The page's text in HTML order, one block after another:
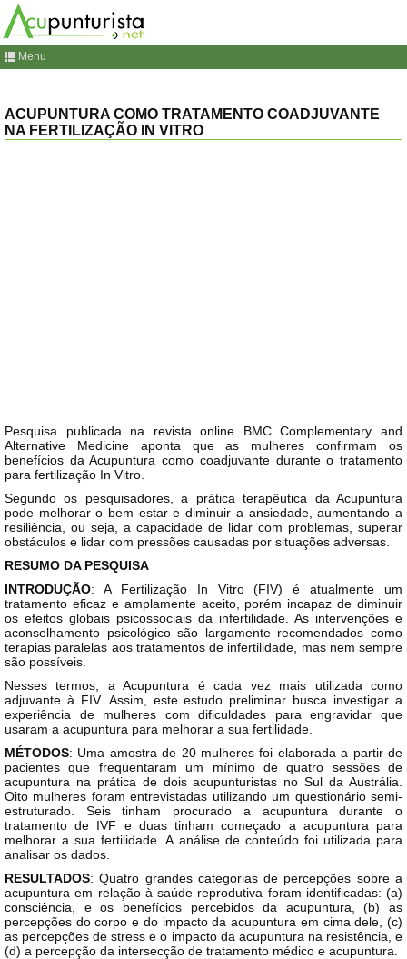
Menu
ACUPUNTURA COMO TRATAMENTO COADJUVANTE
NA FERTILIZAÇÃO IN VITRO
Pesquisa publicada na revista online BMC Complementary and
Alternative Medicine aponta que as mulheres confirmam os
benefícios da Acupuntura como coadjuvante durante o tratamento
para fertilização In Vitro.
Segundo os pesquisadores, a prática terapêutica da Acupuntura
pode melhorar o bem estar e diminuir a ansiedade, aumentando a
resiliência, ou seja, a capacidade de lidar com problemas, superar
obstáculos e lidar com pressões causadas por situações adversas.
RESUMO DA PESQUISA
INTRODUÇÃO: A Fertilização In Vitro (FIV) é atualmente um
tratamento eficaz e amplamente aceito, porém incapaz de diminuir
os efeitos globais psicossociais da infertilidade. As intervenções e
aconselhamento psicológico são largamente recomendados como
terapias paralelas aos tratamentos de infertilidade, mas nem sempre
são possíveis.
Nesses termos, a Acupuntura é cada vez mais utilizada como
adjuvante à FIV. Assim, este estudo preliminar busca investigar a
experiência de mulheres com dificuldades para engravidar que
usaram a acupuntura para melhorar a sua fertilidade.
MÉTODOS: Uma amostra de 20 mulheres foi elaborada a partir de
pacientes que freqüentaram um mínimo de quatro sessões de
acupuntura na prática de dois acupunturistas no Sul da Austrália.
Oito mulheres foram entrevistadas utilizando um questionário semi-
estruturado. Seis tinham procurado a acupuntura durante o
tratamento de IVF e duas tinham começado a acupuntura para
melhorar a sua fertilidade. A análise de conteúdo foi utilizada para
analisar os dados.
RESULTADOS: Quatro grandes categorias de percepções sobre a
acupuntura em relação à saúde reprodutiva foram identificadas: (a)
consciência, e os benefícios percebidos da acupuntura, (b) as
percepções do corpo e do impacto da acupuntura em cima dele, (c)
as percepções de stress e o impacto da acupuntura na resistência, e
(d) a percepção da intersecção de tratamento médico e acupuntura.